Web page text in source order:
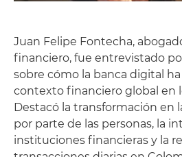
Juan Felipe Fontecha,
financiero, fue entrevistado
sobre cómo la banca digital
contexto financiero global en
Destacó la transformación en
por parte de las personas, la
instituciones financieras y la